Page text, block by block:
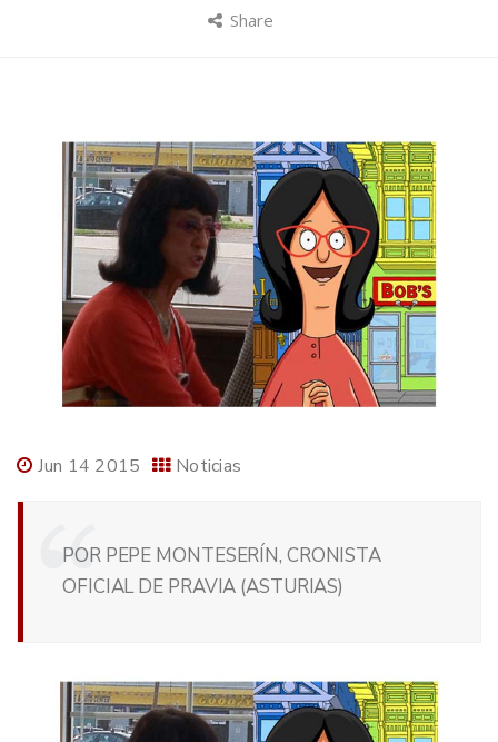
Share
Jun 14 2015 Noticias
POR PEPE MONTESERÍN, CRONISTA
OFICIAL DE PRAVIA (ASTURIAS)